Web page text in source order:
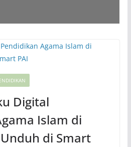
Digital
Islam di
di Smart